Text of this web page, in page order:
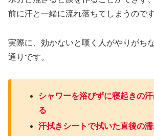
前に汗と一緒に流れ落ちてしまうのです
実際に、効かないと嘆く人がやりがち
通りです。
シャワーを浴びずに寝起きの
る
汗拭きシートで拭いた直後の